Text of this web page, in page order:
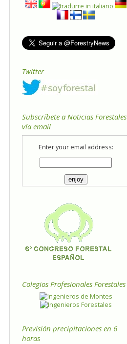
Twitter
Subscríbete a Noticias Forestales
vía email
Enter your email address:
Colegios Profesionales Forestales
Previsión precipitaciones en 6
horas